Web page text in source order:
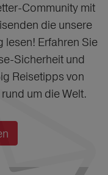
Community mit
die unsere
lesen! Erfahren Sie
Sicherheit und
Reisetipps von
um die Welt.